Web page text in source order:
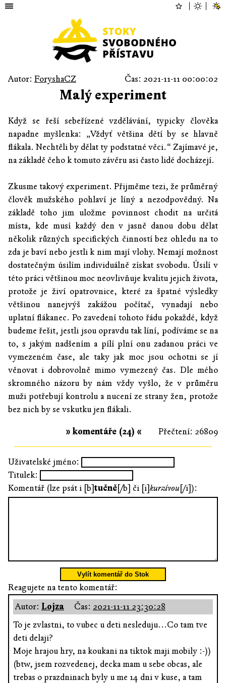
Autor: ForyshaCZ Čas: 2021-11-11 00:00:02
Malý experiment
Když se řeší sebeřízené vzdělávání, typicky člověka
napadne myšlenka: „Vždyť většina dětí by se hlavně
flákala. Nechtěli by dělat ty podstatné věci.“ Zajímavé je,
na základě čeho k tomuto závěru asi často lidé docházejí.
Zkusme takový experiment. Přijměme tezi, že průměrný
člověk mužského pohlaví je líný a nezodpovědný. Na
základě toho jim uložme povinnost chodit na určitá
místa, kde musí každý den v jasně danou dobu dělat
několik různých specifických činností bez ohledu na to
zda je baví nebo jestli k nim mají vlohy. Nemají možnost
dostatečným úsilím individuálně získat svobodu. Úsilí v
této práci většinou moc neovlivňuje kvalitu jejich života,
protože je živí opatrovnice, které za špatné výsledky
většinou nanejvýš zakážou počítač, vynadají nebo
uplatní flákanec. Po zavedení tohoto řádu pokaždé, když
budeme řešit, jestli jsou opravdu tak líní, podíváme se na
to, s jakým nadšením a pílí plní onu zadanou práci ve
vymezeném čase, ale taky jak moc jsou ochotni se jí
věnovat i dobrovolně mimo vymezený čas. Dle mého
skromného názoru by nám vždy vyšlo, že v průměru
muži potřebují kontrolu a nucení ze strany žen, protože
bez nich by se vskutku jen flákali.
Přečtení: 26809
» komentáře (24) «
Uživatelské jméno:
Titulek:
Komentář (lze psát i [b]tučně[/b] či [i]kurzívou[/i]):
Vylít komentář do Stok
Reagujete na tento komentář:
Autor: Lojza Čas: 2021-11-11 23:30:28
To je zvlastni, to vubec u deti nesleduju...Co tam tve
deti delaji?
Moje hrajou hry, na koukani na tiktok maji mobily :-))
(btw, jsem rozvedenej, decka mam u sebe obcas, ale
trebas o prazdninach byly u me 14 dni v kuse, a tam